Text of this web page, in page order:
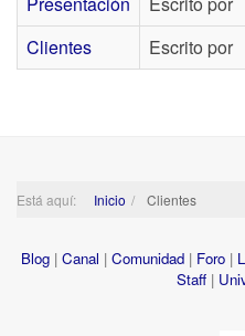
Clientes Escrito por
Está aquí: Inicio Clientes
Blog | Canal | Comunidad | Foro |
Staff |